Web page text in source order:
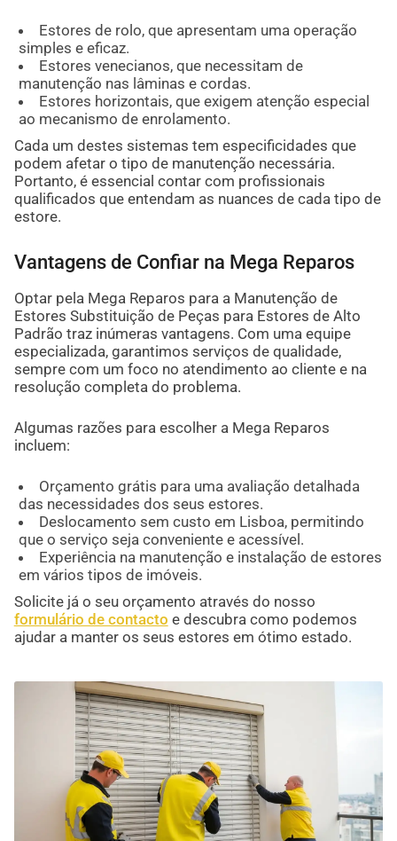
Estores de rolo, que apresentam uma operação
simples e eficaz.
Estores venecianos, que necessitam de
manutenção nas lâminas e cordas.
Estores horizontais, que exigem atenção especial
ao mecanismo de enrolamento.
Cada um destes sistemas tem especificidades que
podem afetar o tipo de manutenção necessária.
Portanto, é essencial contar com profissionais
qualificados que entendam as nuances de cada tipo de
estore.
Vantagens de Confiar na Mega Reparos
Optar pela Mega Reparos para a Manutenção de
Estores Substituição de Peças para Estores de Alto
Padrão traz inúmeras vantagens. Com uma equipe
especializada, garantimos serviços de qualidade,
sempre com um foco no atendimento ao cliente e na
resolução completa do problema.
Algumas razões para escolher a Mega Reparos
incluem:
Orçamento grátis para uma avaliação detalhada
das necessidades dos seus estores.
Deslocamento sem custo em Lisboa, permitindo
que o serviço seja conveniente e acessível.
Experiência na manutenção e instalação de estores
em vários tipos de imóveis.
Solicite já o seu orçamento através do nosso
formulário de contacto e descubra como podemos
ajudar a manter os seus estores em ótimo estado.